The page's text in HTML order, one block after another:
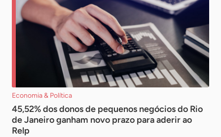
Economia & Política
45,52% dos donos de pequenos negócios do Rio
de Janeiro ganham novo prazo para aderir ao
Relp